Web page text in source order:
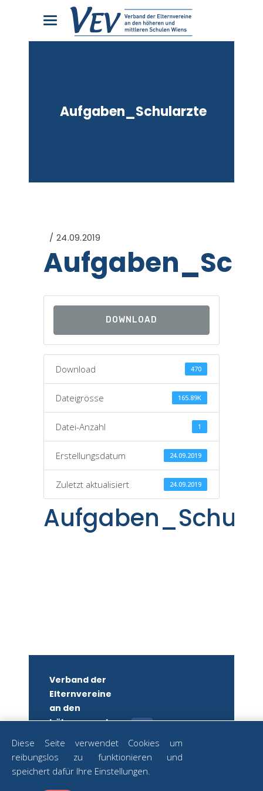
Aufgaben_Schularzte
24.09.2019
DOWNLOAD
Download 470
Dateigrösse 165.89K
Datei-Anzahl 1
Erstellungsdatum 24.09.2019
Zuletzt aktualisiert 24.09.2019
Verband der
Elternvereine
an den
höheren und
Diese Seite verwendet Cookies um
reibungslos zu funktionieren und
speichert dafür Ihre Einstellungen.